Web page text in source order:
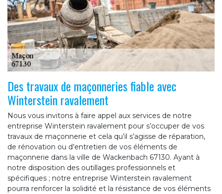
Des travaux de maçonneries fiable avec
Winterstein ravalement
Nous vous invitons à faire appel aux services de notre
entreprise Winterstein ravalement pour s’occuper de vos
travaux de maçonnerie et cela qu’il s’agisse de réparation,
de rénovation ou d’entretien de vos éléments de
maçonnerie dans la ville de Wackenbach 67130. Ayant à
notre disposition des outillages professionnels et
spécifiques ; notre entreprise Winterstein ravalement
pourra renforcer la solidité et la résistance de vos éléments